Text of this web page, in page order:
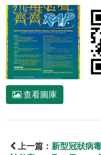
查看圖庫
上一篇： 新型冠狀病